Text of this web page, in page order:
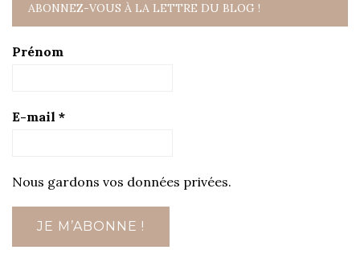
ABONNEZ-VOUS À LA LETTRE DU BLOG !
Prénom
E-mail *
Nous gardons vos données privées.